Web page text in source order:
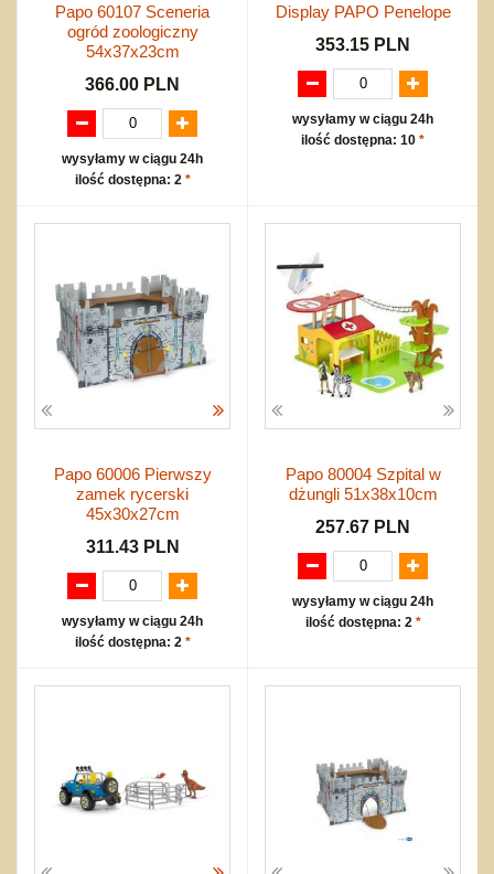
Papo 60107 Sceneria
ogród zoologiczny
54x37x23cm
366.00 PLN
wysyłamy w ciągu 24h
ilość dostępna: 2 *
Display PAPO Penelope
353.15 PLN
wysyłamy w ciągu 24h
ilość dostępna: 10 *
Papo 60006 Pierwszy
zamek rycerski
45x30x27cm
311.43 PLN
wysyłamy w ciągu 24h
ilość dostępna: 2 *
Papo 80004 Szpital w
dżungli 51x38x10cm
257.67 PLN
wysyłamy w ciągu 24h
ilość dostępna: 2 *